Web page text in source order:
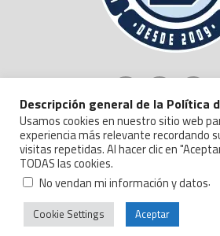
Copyright © 2024 Hablemos de Beisbol.
Descripción general de la Política
Usamos cookies en nuestro sitio web
experiencia más relevante recordando
visitas repetidas. Al hacer clic en
TODAS las cookies.
No vendan mi información y datos.
Cookie Settings Aceptar